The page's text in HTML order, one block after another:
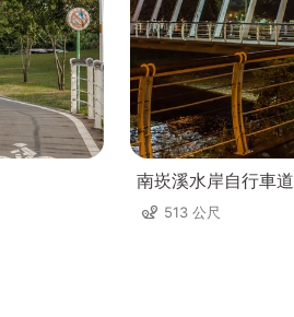
南崁溪水岸自行車道
513 公尺